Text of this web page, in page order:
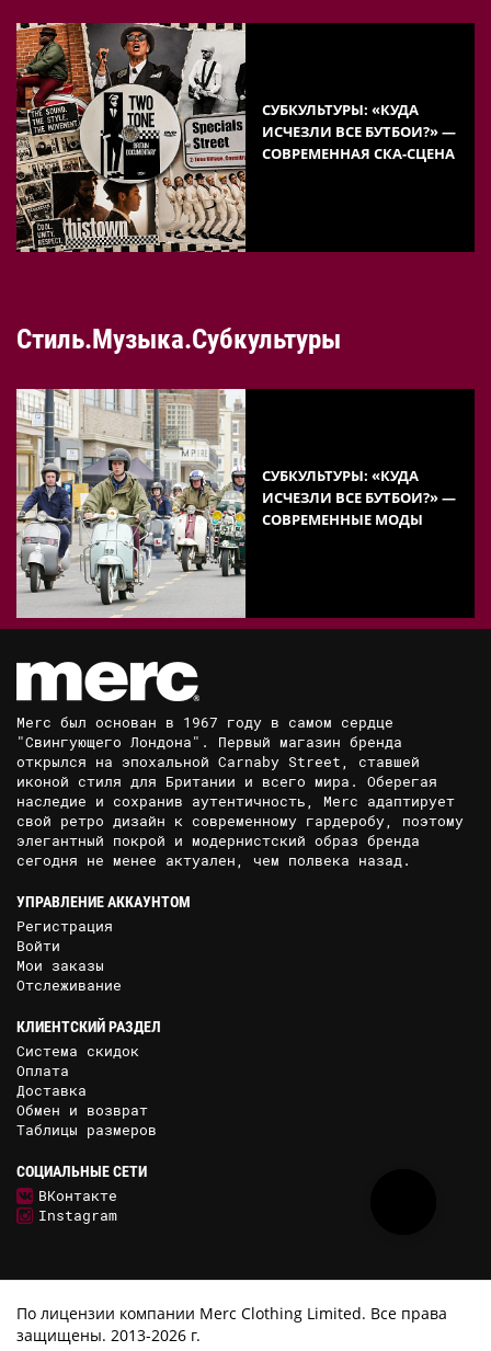
СУБКУЛЬТУРЫ: «КУДА
ИСЧЕЗЛИ ВСЕ БУТБОИ?» —
СОВРЕМЕННАЯ СКА-СЦЕНА
Стиль.Музыка.Субкультуры
СУБКУЛЬТУРЫ: «КУДА
ИСЧЕЗЛИ ВСЕ БУТБОИ?» —
СОВРЕМЕННЫЕ МОДЫ
Merc был основан в 1967 году в самом сердце
"Свингующего Лондона". Первый магазин бренда
открылся на эпохальной Carnaby Street, ставшей
иконой стиля для Британии и всего мира. Оберегая
наследие и сохранив аутентичность, Merc адаптирует
свой ретро дизайн к современному гардеробу, поэтому
элегантный покрой и модернистский образ бренда
сегодня не менее актуален, чем полвека назад.
УПРАВЛЕНИЕ АККАУНТОМ
Регистрация
Войти
Мои заказы
Отслеживание
КЛИЕНТСКИЙ РАЗДЕЛ
Система скидок
Оплата
Доставка
Обмен и возврат
Таблицы размеров
СОЦИАЛЬНЫЕ СЕТИ
ВКонтакте
Instagram
По лицензии компании Merc Clothing Limited. Все права
защищены. 2013-2026 г.